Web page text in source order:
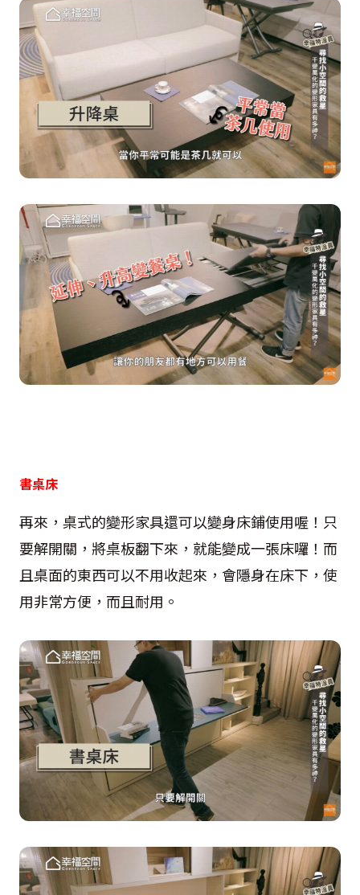
書桌床
再來，桌式的變形家具還可以變身床鋪使用喔！只
要解開關，將桌板翻下來，就能變成一張床囉！而
且桌面的東西可以不用收起來，會隱身在床下，使
用非常方便，而且耐用。